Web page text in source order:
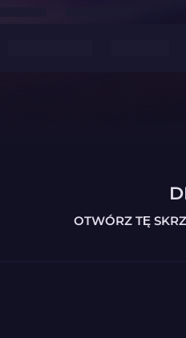
OTWÓRZ TĘ